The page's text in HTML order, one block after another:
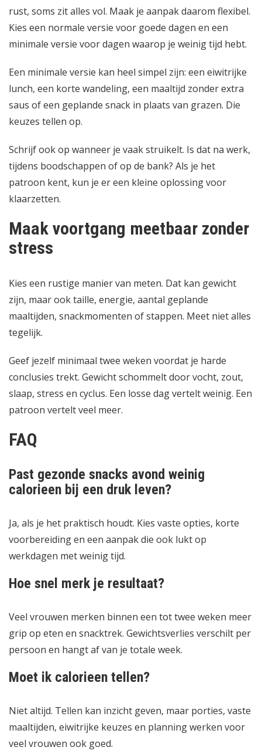
rust, soms zit alles vol. Maak je aanpak daarom flexibel.
Kies een normale versie voor goede dagen en een
minimale versie voor dagen waarop je weinig tijd hebt.
Een minimale versie kan heel simpel zijn: een eiwitrijke
lunch, een korte wandeling, een maaltijd zonder extra
saus of een geplande snack in plaats van grazen. Die
keuzes tellen op.
Schrijf ook op wanneer je vaak struikelt. Is dat na werk,
tijdens boodschappen of op de bank? Als je het
patroon kent, kun je er een kleine oplossing voor
klaarzetten.
Maak voortgang meetbaar zonder
stress
Kies een rustige manier van meten. Dat kan gewicht
zijn, maar ook taille, energie, aantal geplande
maaltijden, snackmomenten of stappen. Meet niet alles
tegelijk.
Geef jezelf minimaal twee weken voordat je harde
conclusies trekt. Gewicht schommelt door vocht, zout,
slaap, stress en cyclus. Een losse dag vertelt weinig. Een
patroon vertelt veel meer.
FAQ
Past gezonde snacks avond weinig
calorieen bij een druk leven?
Ja, als je het praktisch houdt. Kies vaste opties, korte
voorbereiding en een aanpak die ook lukt op
werkdagen met weinig tijd.
Hoe snel merk je resultaat?
Veel vrouwen merken binnen een tot twee weken meer
grip op eten en snacktrek. Gewichtsverlies verschilt per
persoon en hangt af van je totale week.
Moet ik calorieen tellen?
Niet altijd. Tellen kan inzicht geven, maar porties, vaste
maaltijden, eiwitrijke keuzes en planning werken voor
veel vrouwen ook goed.